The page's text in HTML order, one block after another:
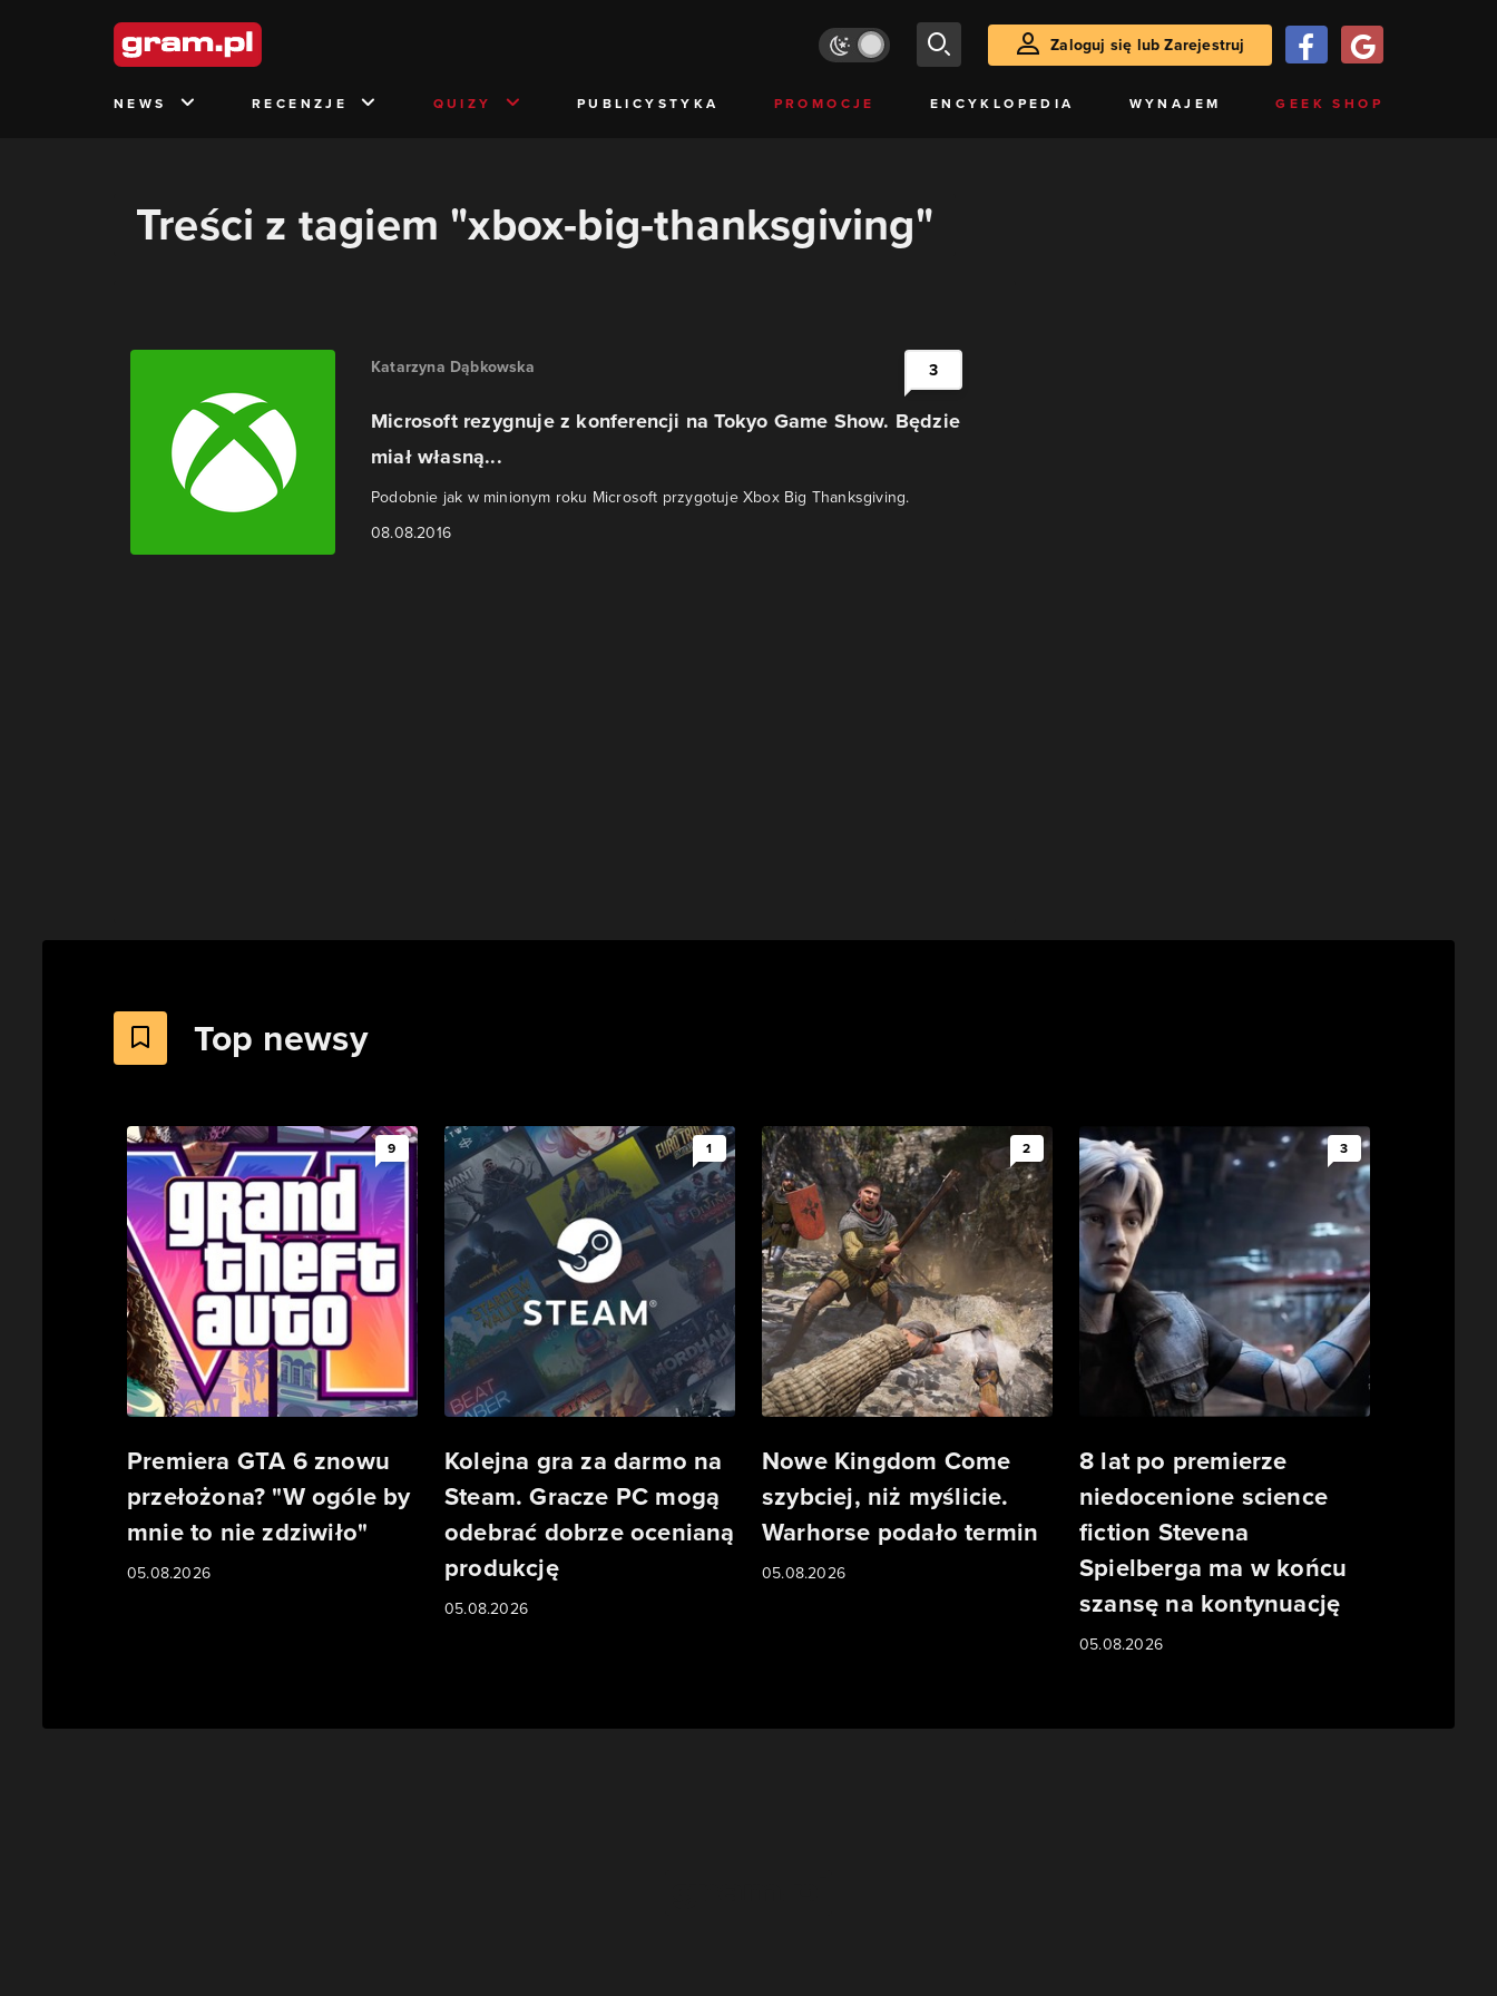
Zaloguj się lub Zarejestruj
NEWS RECENZJE QUIZY PUBLICYSTYKA PROMOCJE ENCYKLOPEDIA WYNAJEM GEEK SHOP
Treści z tagiem "xbox-big-thanksgiving"
Katarzyna Dąbkowska
Microsoft rezygnuje z konferencji na Tokyo Game Show. Będzie
miał własną...
Podobnie jak w minionym roku Microsoft przygotuje Xbox Big Thanksgiving.
08.08.2016
3
Top newsy
9
Premiera GTA 6 znowu
przełożona? "W ogóle by
mnie to nie zdziwiło"
05.08.2026
1
Kolejna gra za darmo na
Steam. Gracze PC mogą
odebrać dobrze ocenianą
produkcję
05.08.2026
2
Nowe Kingdom Come
szybciej, niż myślicie.
Warhorse podało termin
05.08.2026
3
8 lat po premierze
niedocenione science
fiction Stevena
Spielberga ma w końcu
szansę na kontynuację
05.08.2026